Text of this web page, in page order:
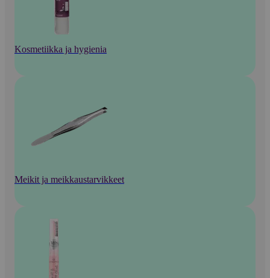
Kosmetiikka ja hygienia
Meikit ja meikkaustarvikkeet